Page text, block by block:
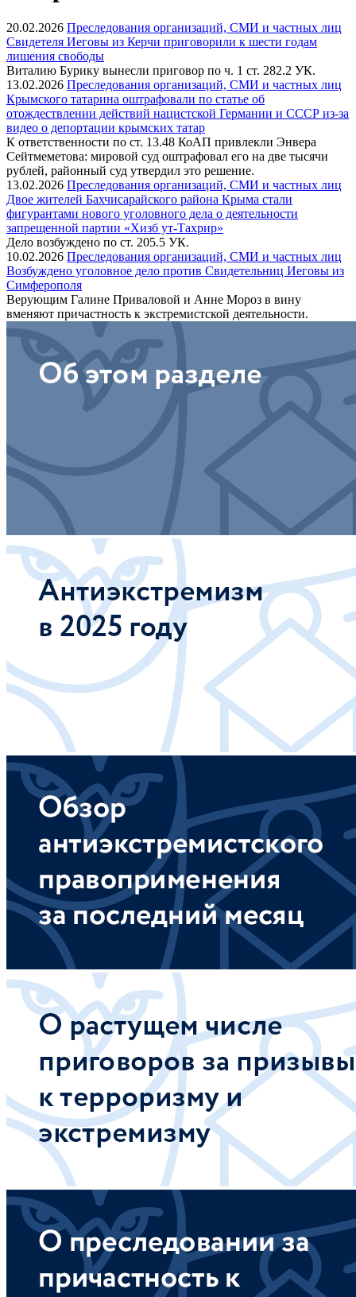
20.02.2026 Преследования организаций, СМИ и частных лиц
Свидетеля Иеговы из Керчи приговорили к шести годам
лишения свободы
Виталию Бурику вынесли приговор по ч. 1 ст. 282.2 УК.
13.02.2026 Преследования организаций, СМИ и частных лиц
Крымского татарина оштрафовали по статье об
отождествлении действий нацистской Германии и СССР из-за
видео о депортации крымских татар
К ответственности по ст. 13.48 КоАП привлекли Энвера
Сейтмеметова: мировой суд оштрафовал его на две тысячи
рублей, районный суд утвердил это решение.
13.02.2026 Преследования организаций, СМИ и частных лиц
Двое жителей Бахчисарайского района Крыма стали
фигурантами нового уголовного дела о деятельности
запрещенной партии «Хизб ут-Тахрир»
Дело возбуждено по ст. 205.5 УК.
10.02.2026 Преследования организаций, СМИ и частных лиц
Возбуждено уголовное дело против Свидетельниц Иеговы из
Симферополя
Верующим Галине Приваловой и Анне Мороз в вину
вменяют причастность к экстремистской деятельности.